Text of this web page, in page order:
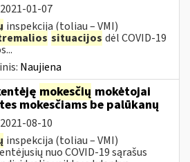
2021-01-07
inspekcija (toliau – VMI)
situacijos dėl COVID-19
Naujiena
mokesčių mokėtojai
mokesčiams be palūkanų
2021-08-10
inspekcija (toliau – VMI)
nuo COVID-19 sąrašus